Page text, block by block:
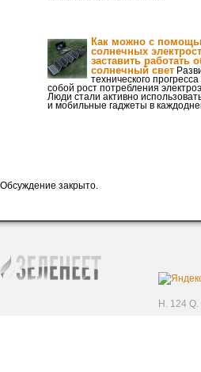
Как можно с
солнечных
заставить работать
солнечный свет
технического
собой рост потребления
Люди стали активно
и мобильные гаджеты в
Обсуждение закрыто.
H. 124